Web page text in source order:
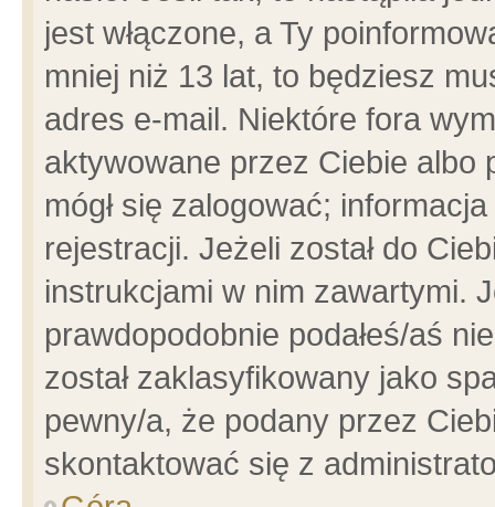
jest włączone, a Ty
mniej niż 13 lat, to będziesz
adres e-mail. Niektóre fora
aktywowane przez Ciebie albo
mógł się zalogować;
rejestracji. Jeżeli został do
instrukcjami w nim zawartymi.
prawdopodobnie podałeś/aś
został zaklasyfikowany jako
pewny/a, że podany przez
skontaktować się z